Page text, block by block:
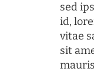
sed
id,
vitae
sit